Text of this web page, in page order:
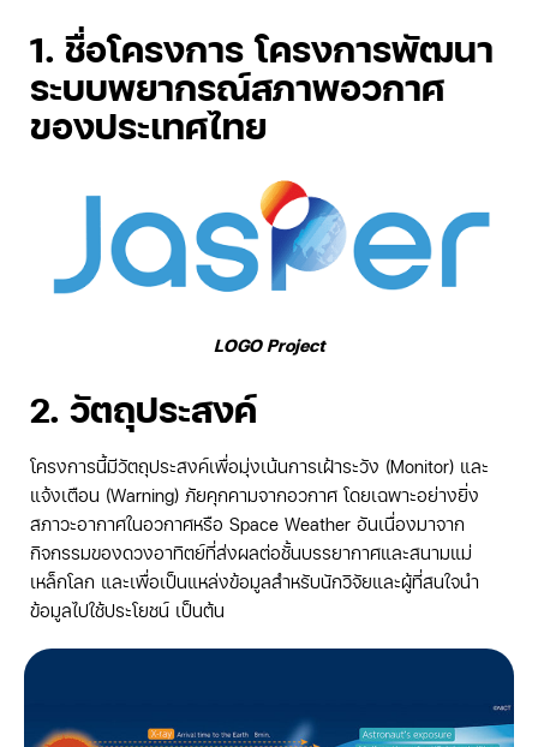
1. ชื่อโครงการ โครงการพัฒนา
ระบบพยากรณ์สภาพอวกาศ
ของประเทศไทย
LOGO Project
2. วัตถุประสงค์
โครงการนี้มีวัตถุประสงค์เพื่อมุ่งเน้นการเฝ้าระวัง (Monitor) และ
แจ้งเตือน (Warning) ภัยคุกคามจากอวกาศ โดยเฉพาะอย่างยิ่ง
สภาวะอากาศในอวกาศหรือ Space Weather อันเนื่องมาจาก
กิจกรรมของดวงอาทิตย์ที่ส่งผลต่อชั้นบรรยากาศและสนามแม่
เหล็กโลก และเพื่อเป็นแหล่งข้อมูลสำหรับนักวิจัยและผู้ที่สนใจนำ
ข้อมูลไปใช้ประโยชน์ เป็นต้น